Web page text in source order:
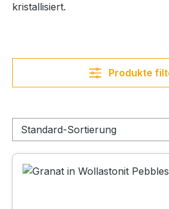
kristallisiert.
Produkte